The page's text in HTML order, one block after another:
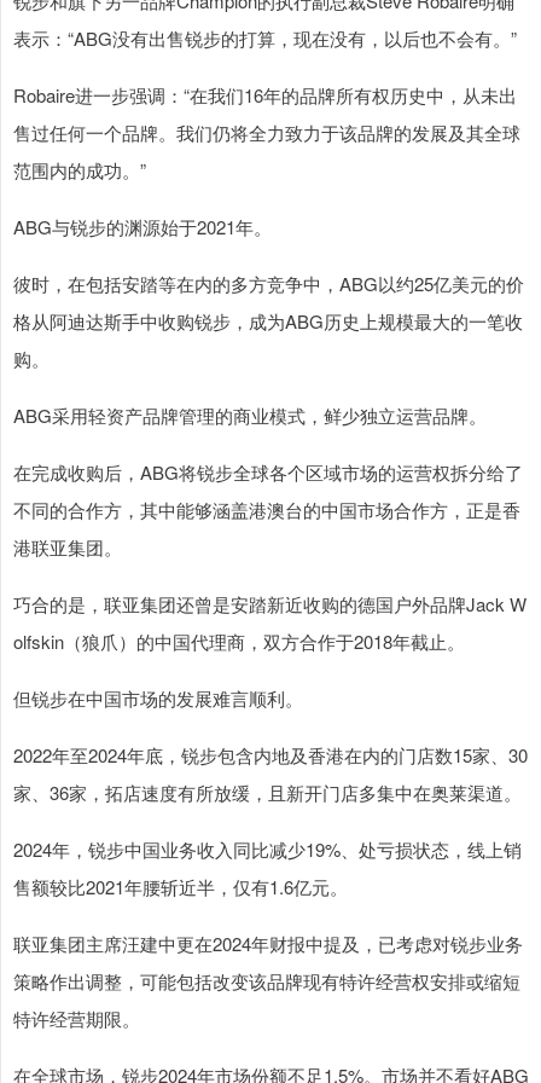
表示：“ABG没有出售锐步的打算，现在没有，以后也不会有。”
Robaire进一步强调：“在我们16年的品牌所有权历史中，从未出
售过任何一个品牌。我们仍将全力致力于该品牌的发展及其全球
范围内的成功。”
ABG与锐步的渊源始于2021年。
彼时，在包括安踏等在内的多方竞争中，ABG以约25亿美元的价
格从阿迪达斯手中收购锐步，成为ABG历史上规模最大的一笔收
购。
ABG采用轻资产品牌管理的商业模式，鲜少独立运营品牌。
在完成收购后，ABG将锐步全球各个区域市场的运营权拆分给了
不同的合作方，其中能够涵盖港澳台的中国市场合作方，正是香
港联亚集团。
巧合的是，联亚集团还曾是安踏新近收购的德国户外品牌Jack W
olfskin（狼爪）的中国代理商，双方合作于2018年截止。
但锐步在中国市场的发展难言顺利。
2022年至2024年底，锐步包含内地及香港在内的门店数15家、30
家、36家，拓店速度有所放缓，且新开门店多集中在奥莱渠道。
2024年，锐步中国业务收入同比减少19%、处亏损状态，线上销
售额较比2021年腰斩近半，仅有1.6亿元。
联亚集团主席汪建中更在2024年财报中提及，已考虑对锐步业务
策略作出调整，可能包括改变该品牌现有特许经营权安排或缩短
特许经营期限。
在全球市场，锐步2024年市场份额不足1.5%。市场并不看好ABG